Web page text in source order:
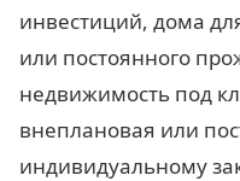
инвестиций, дома
или постоянного
недвижимость под
внеплановая или
индивидуальному